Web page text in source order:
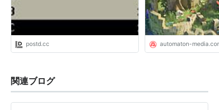
postd.cc automaton-
関連ブログ